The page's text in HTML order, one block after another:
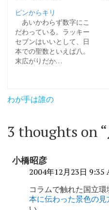
ピンからキリ
あいかわらず数字にこ
だわっている。ラッキー
セブンはいいとして、日
本での聖数といえば八。
末広がりだか…
投
ナ
ゲ
わが手は誰の
3 thoughts on “
小橋昭彦
2004年12月23日 9:35
コラムで触れた国立
本に伝わった景色の見